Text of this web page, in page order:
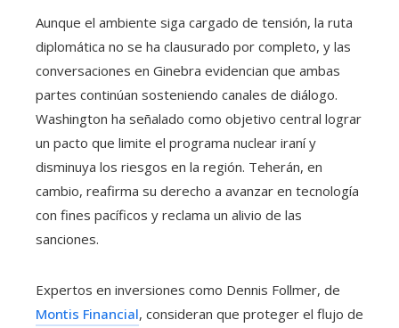
Aunque el ambiente siga cargado de tensión, la ruta
diplomática no se ha clausurado por completo, y las
conversaciones en Ginebra evidencian que ambas
partes continúan sosteniendo canales de diálogo.
Washington ha señalado como objetivo central lograr
un pacto que limite el programa nuclear iraní y
disminuya los riesgos en la región. Teherán, en
cambio, reafirma su derecho a avanzar en tecnología
con fines pacíficos y reclama un alivio de las
sanciones.
Expertos en inversiones como Dennis Follmer, de
Montis Financial, consideran que proteger el flujo de